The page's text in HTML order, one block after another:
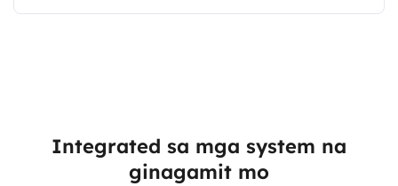
Integrated sa mga system na
ginagamit mo